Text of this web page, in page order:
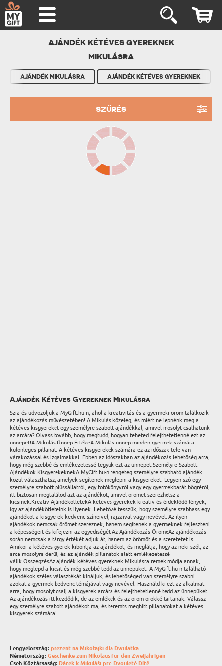
AJÁNDÉK KÉTÉVES GYEREKNEK
MIKULÁSRA
AJÁNDÉK MIKULÁSRA AJÁNDÉK KÉTÉVES GYEREKNEK
SZŰRÉS
Ajándék Kétéves Gyereknek Mikulásra
Szia és üdvözöljük a MyGift.hu-n, ahol a kreativitás és a gyermeki öröm találkozik
az ajándékozás művészetében! A Mikulás közeleg, és miért ne lepnénk meg a
kétéves kisgyereket egy személyre szabott ajándékkal, amivel mosolyt csalhatunk
az arcára? Olvass tovább, hogy megtudd, hogyan teheted felejthetetlenné ezt az
ünnepet!A Mikulás Ünnep ÉrtékeA Mikulás ünnep minden gyermek számára
különleges pillanat. A kétéves kisgyerekek számára ez az időszak tele van
várakozással és izgalmakkal. Ebben az időszakban az ajándékozás lehetőség arra,
hogy még szebbé és emlékezetessé tegyük ezt az ünnepet.Személyre Szabott
Ajándékok KisgyerekeknekA MyGift.hu-n rengeteg személyre szabható ajándék
közül választhatsz, amelyek segítenek meglepni a kisgyereket. Legyen szó egy
személyre szabott plüssállatról, egy fotókönyvről vagy egy gyermekbarát bögréről,
itt biztosan megtalálod azt az ajándékot, amivel örömet szerezhetsz a
kicsinek.Kreatív AjándékötletekA kétéves gyerekek kreatív és érdeklődő lények,
így az ajándékötleteink is ilyenek. Lehetővé tesszük, hogy személyre szabhass egy
ajándékot a kisgyerek kedvenc színeivel, rajzaival vagy nevével. Az ilyen
ajándékok nemcsak örömet szereznek, hanem segítenek a gyermeknek fejleszteni
a képességeit és kifejezni az egyediségét.Az Ajándékozás ÖrömeAz ajándékozás
során nemcsak a tárgy értékét adjuk át, hanem az örömöt és a szeretetet is.
Amikor a kétéves gyerek kibontja az ajándékot, és meglátja, hogy az neki szól, az
arca mosolyra derül, és az ajándék pillanatok alatt emlékezetessé
válik.ÖsszegzésAz ajándék kétéves gyereknek Mikulásra remek módja annak,
hogy meglepd a kicsit és még szebbé tedd az ünnepüket. A MyGift.hu-n található
ajándékok széles választékát kínáljuk, és lehetőséged van személyre szabni
azokat a gyermek kedvenc témájával vagy nevével. Használd ki ezt az alkalmat
arra, hogy mosolyt csalj a kisgyerek arcára és felejthetetlenné tedd az ünnepüket.
Az ajándékozás itt kezdődik, de az emlékek és az öröm örökké tartanak. Válassz
egy személyre szabott ajándékot ma, és teremts meghitt pillanatokat a kétéves
kisgyerek számára!
Lengyelország: prezent na Mikołajki dla Dwulatka
Németország: Geschenke zum Nikolaus für den Zweijährigen
Cseh Köztársaság: Dárek k Mikuláši pro Dvouleté Dítě